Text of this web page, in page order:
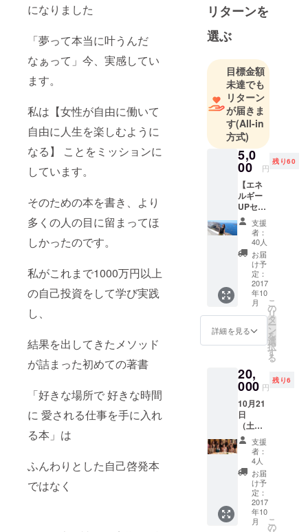
になりました
「夢って本当に叶うんだ
なぁって」今、実感してい
ます。
私は【女性が自由に働いて
自由に人生を楽しむように
なる】 ことをミッションに
しています。
そのための本を書き、より
多くの人の目に留まってほ
しかったのです。
私がこれまで1000万円以上
の自己投資をして学び実践
し、
結果を出してきたメソッド
が詰まった初めての著書
「好きな場所で 好きな時間
に 愛される仕事を手に入れ
る本」は
ふんわりとした自己啓発本
ではなく
自由に働き
たい女性の
ためのオン
ライン起業
塾「プロ
ジェクトF」
主宰。
リターンを
選ぶ
目標金額
未達でも
リターン
が届きま
す(All-in
方式)
5,0
00 円
残り60
【エネ
ルギー
UPセミ
ナー（3
万円相
当）動
画視聴
権＋
「好き
な場所
で、好
きな時
間に、
愛され
る仕事
本」（3
冊）】
5月に都
内で開
催され
大好評
だった
エネル
ギー
アップ
セミ
ナー（3
万円相
当）の
動画視
支援
者：
40人
お届
け予
定：
2017
年10
月
詳細を見る
こ
の
リ
タ
ー
ン
を
選
択
す
る
20,
000 円
残り6
10月21
日
（土）
【大東
めぐみ
を囲む
アフタ
ヌーン
ティー
参加権
利＋
「好き
支援
者：
4人
お届
け予
定：
2017
年10
月
こ
の